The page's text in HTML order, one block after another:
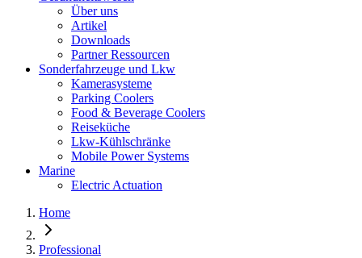
Über uns
Artikel
Downloads
Partner Ressourcen
Sonderfahrzeuge und Lkw
Kamerasysteme
Parking Coolers
Food & Beverage Coolers
Reiseküche
Lkw-Kühlschränke
Mobile Power Systems
Marine
Electric Actuation
Home
Professional